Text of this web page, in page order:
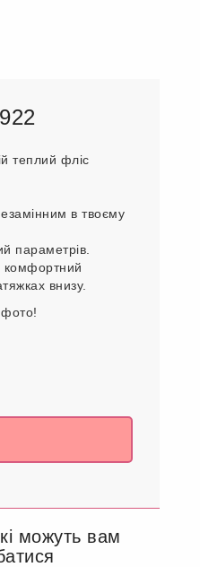
теплий фліс
в твоєму
параметрів.
комфортний
внизу.
можуть вам